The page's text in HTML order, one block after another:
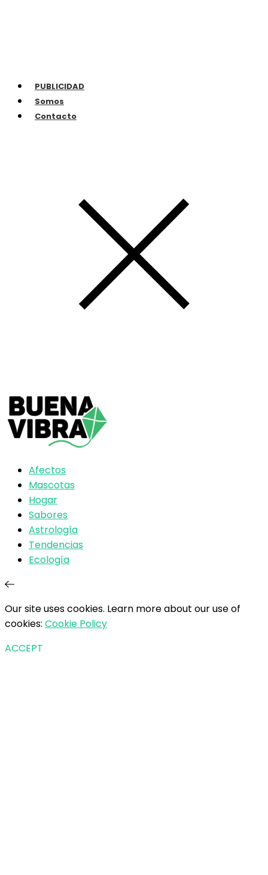
PUBLICIDAD
Somos
Contacto
Afectos
Mascotas
Hogar
Sabores
Astrología
Tendencias
Ecología
Our site uses cookies. Learn more about our use of
cookies: Cookie Policy
ACCEPT